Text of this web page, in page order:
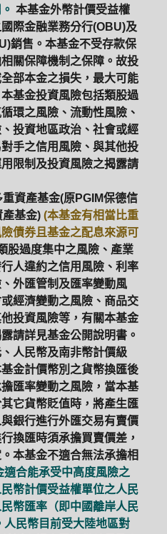
本基金外幣計價受益權
際金融業務分行(OBU)及
銷售。本基金不受存款保
關保障機制之保障。故投
部本金之損失，最大可能
基金投資風險包括類股過
環之風險、流動性風險、
投資地區政治、社會或經
手之信用風險、與其他投
限制及投資風險之揭露請
資產基金(原PGIM保德信
基金) (本基金有相當比重
債券且基金之配息來源可
股過度集中之風險、產業
人違約之信用風險、利率
外匯管制及匯率變動風
經濟變動之風險、商品交
投資風險等，有關本基金
請詳見基金公開說明書。
人民幣及南非幣計價級
金計價幣別之貨幣換匯後
匯率變動之風險，當本基
它貨幣貶值時，將產生匯
銀行進行外匯交易有賣價
換匯時須承擔買賣價差，
本基金不適合無法承擔相
適合能承受中高度風險之
幣計價受益權單位之人民
幣匯率（即中國離岸人民
民幣目前受大陸地區對